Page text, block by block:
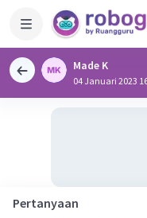
Made K
04 Januari 2023
Pertanyaan